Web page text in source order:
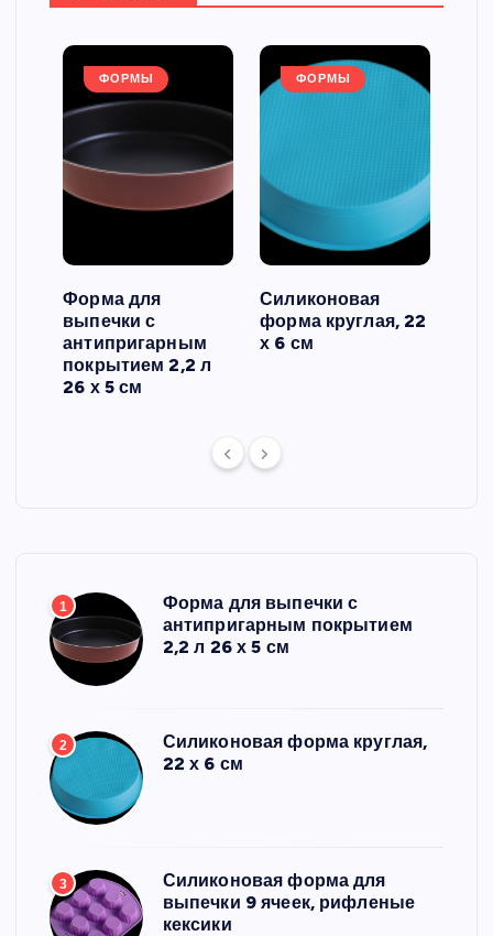
ФОРМЫ
Форма для
выпечки с
антипригарным
покрытием 2,2 л
26 х 5 см
ФОРМЫ
Силиконовая
форма круглая, 22
х 6 см
1
Форма для выпечки с
антипригарным покрытием
2,2 л 26 х 5 см
2
Силиконовая форма круглая,
22 х 6 см
3
Силиконовая форма для
выпечки 9 ячеек, рифленые
кексики